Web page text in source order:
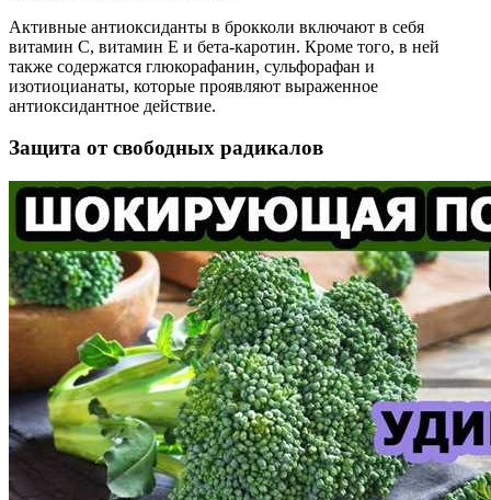
Активные антиоксиданты в брокколи включают в себя
витамин С, витамин Е и бета-каротин. Кроме того, в ней
также содержатся глюкорафанин, сульфорафан и
изотиоцианаты, которые проявляют выраженное
антиоксидантное действие.
Защита от свободных радикалов